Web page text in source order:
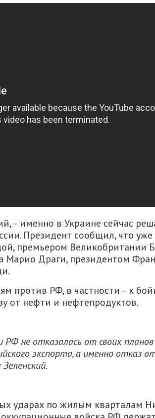
– именно в Украине сейчас
Президент сообщил, что уже
премьером Великобритании
Марио Драги, президентом
против РФ, в частности – к
от нефти и нефтепродуктов.
РФ не отказалась от своих
экспорта, а именно отказ
ударах по жилым кварталам